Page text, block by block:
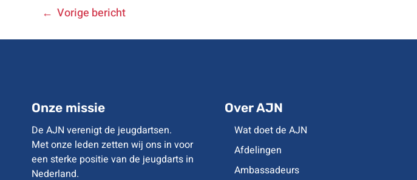
BERICHT
NAVIGATIE
Vorige bericht
Onze missie
De AJN verenigt de jeugdartsen.
Met onze leden zetten wij ons in voor
een sterke positie van de jeugdarts in
Nederland.
Over AJN
Wat doet de AJN
Afdelingen
Ambassadeurs